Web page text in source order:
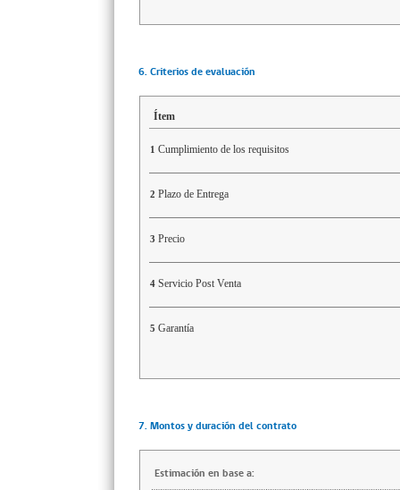
6. Criterios de evaluación
Ítem
1 Cumplimiento de los requisitos
2 Plazo de Entrega
3 Precio
4 Servicio Post Venta
5 Garantía
7. Montos y duración del contrato
Estimación en base a: